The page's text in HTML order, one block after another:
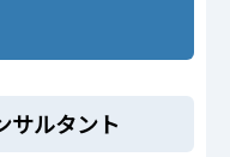
サルタント